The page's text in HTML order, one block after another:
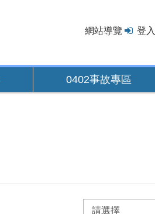
網站導覽 登入
0402事故專區